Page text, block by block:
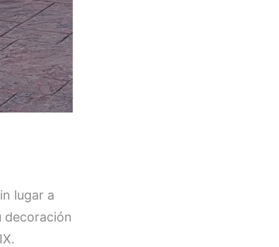
lugar a
decoración